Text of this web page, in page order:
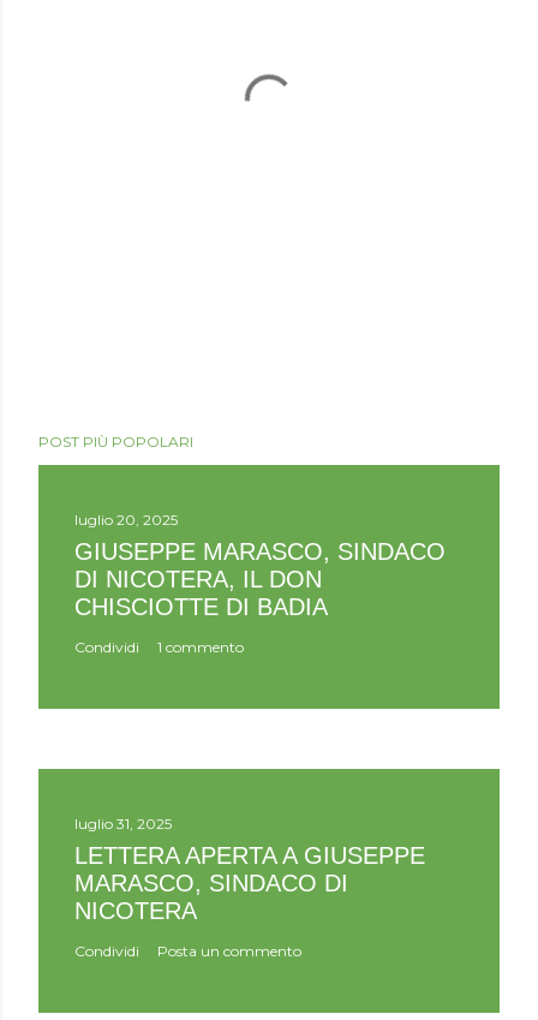
POST PIÙ POPOLARI
luglio 20, 2025
GIUSEPPE MARASCO, SINDACO
DI NICOTERA, IL DON
CHISCIOTTE DI BADIA
Condividi 1 commento
luglio 31, 2025
LETTERA APERTA A GIUSEPPE
MARASCO, SINDACO DI
NICOTERA
Condividi Posta un commento